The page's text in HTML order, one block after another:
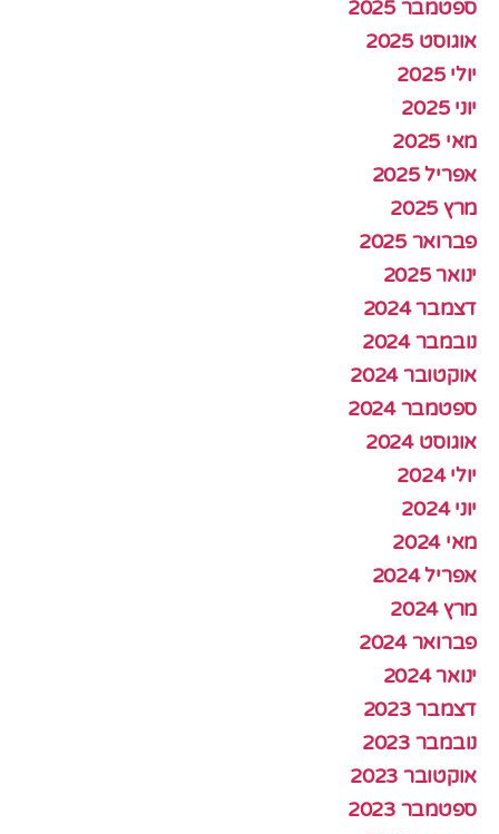
ספטמבר 2025
אוגוסט 2025
יולי 2025
יוני 2025
מאי 2025
אפריל 2025
מרץ 2025
פברואר 2025
ינואר 2025
דצמבר 2024
נובמבר 2024
אוקטובר 2024
ספטמבר 2024
אוגוסט 2024
יולי 2024
יוני 2024
מאי 2024
אפריל 2024
מרץ 2024
פברואר 2024
ינואר 2024
דצמבר 2023
נובמבר 2023
אוקטובר 2023
ספטמבר 2023